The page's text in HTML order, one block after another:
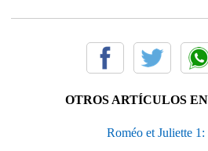
OTROS ARTÍCULOS
Roméo et Juliette